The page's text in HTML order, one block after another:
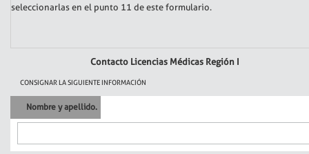
seleccionarlas en el punto 11 de este formulario.
Contacto Licencias Médicas Región I
CONSIGNAR LA SIGUIENTE INFORMACIÓN
Nombre y apellido.